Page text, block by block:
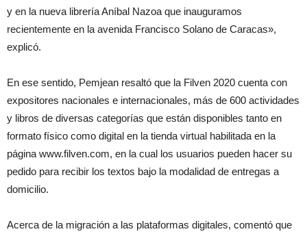
y en la nueva librería Aníbal Nazoa que inauguramos
recientemente en la avenida Francisco Solano de Caracas»,
explicó.
En ese sentido, Pemjean resaltó que la Filven 2020 cuenta con
expositores nacionales e internacionales, más de 600 actividades
y libros de diversas categorías que están disponibles tanto en
formato físico como digital en la tienda virtual habilitada en la
página www.filven.com, en la cual los usuarios pueden hacer su
pedido para recibir los textos bajo la modalidad de entregas a
domicilio.
Acerca de la migración a las plataformas digitales, comentó que